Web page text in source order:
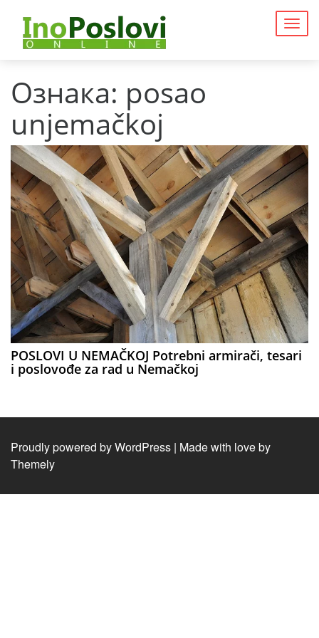
Ознака: posao
unjemačkoj
POSLOVI U NEMAČKOJ Potrebni armirači, tesari
i poslovođe za rad u Nemačkoj
Proudly powered by WordPress | Made with love by
Themely